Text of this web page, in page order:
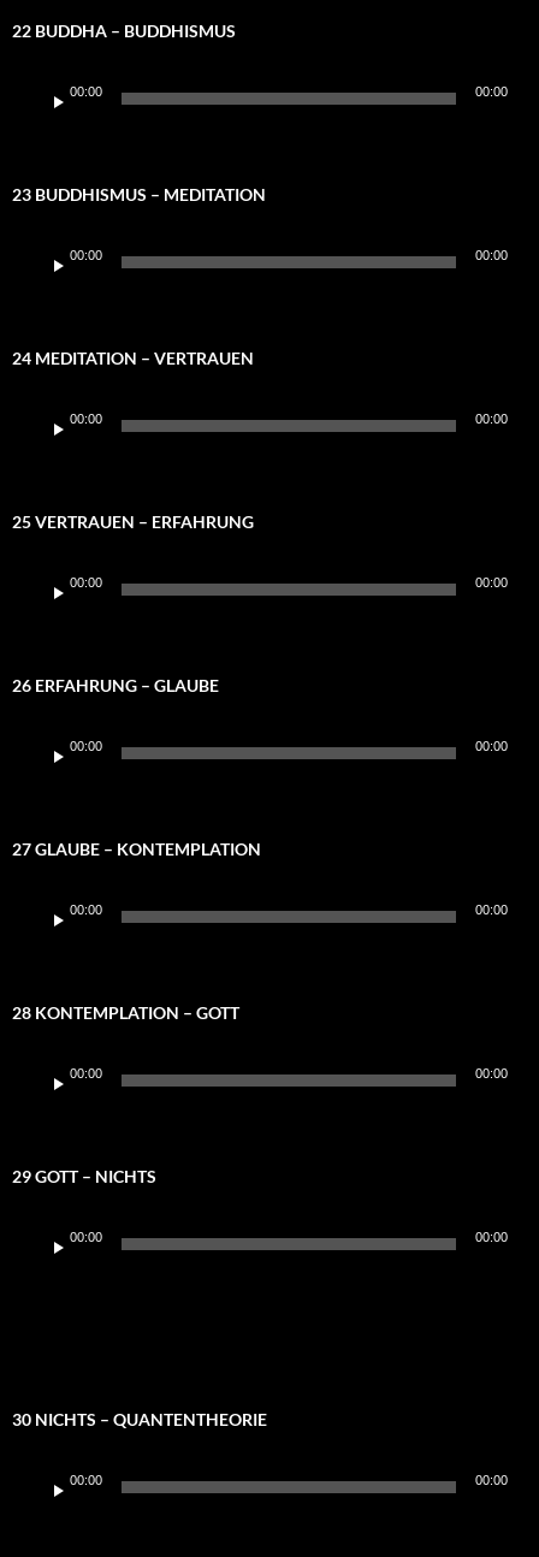
22 BUDDHA – BUDDHISMUS
Player
00:00 00:00
23 BUDDHISMUS – MEDITATION
Player
00:00 00:00
24 MEDITATION – VERTRAUEN
Player
00:00 00:00
25 VERTRAUEN – ERFAHRUNG
Player
00:00 00:00
26 ERFAHRUNG – GLAUBE
Player
00:00 00:00
27 GLAUBE – KONTEMPLATION
Player
00:00 00:00
28 KONTEMPLATION – GOTT
Player
00:00 00:00
29 GOTT – NICHTS
Player
00:00 00:00
30 NICHTS – QUANTENTHEORIE
Player
00:00 00:00